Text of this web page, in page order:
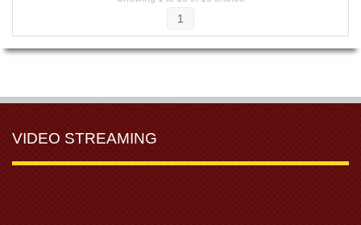
1
VIDEO STREAMING